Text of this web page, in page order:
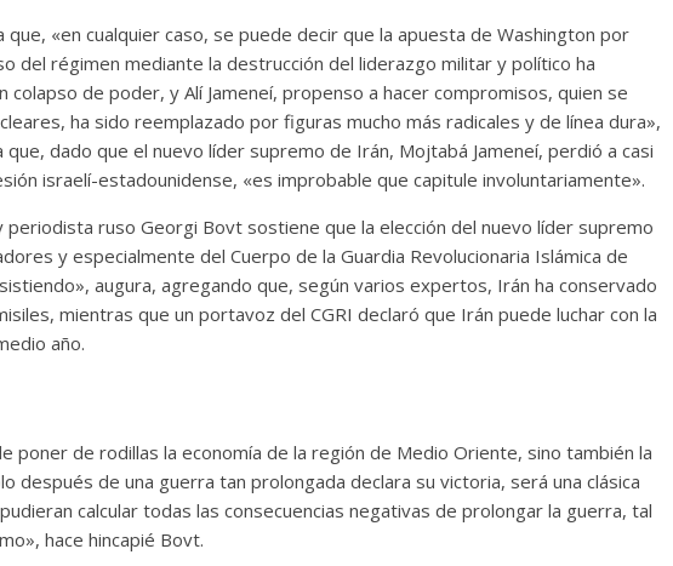
«en cualquier caso, se puede decir que la apuesta de Washington por
del régimen mediante la destrucción del liderazgo militar y político ha
colapso de poder, y Alí Jameneí, propenso a hacer compromisos, quien se
ha sido reemplazado por figuras mucho más radicales y de línea dura»,
dado que el nuevo líder supremo de Irán, Mojtabá Jameneí, perdió a casi
israelí-estadounidense, «es improbable que capitule involuntariamente».
periodista ruso Georgi Bovt sostiene que la elección del nuevo líder supremo
y especialmente del Cuerpo de la Guardia Revolucionaria Islámica de
augura, agregando que, según varios expertos, Irán ha conservado
mientras que un portavoz del CGRI declaró que Irán puede luchar con la
año.
poner de rodillas la economía de la región de Medio Oriente, sino también la
después de una guerra tan prolongada declara su victoria, será una clásica
calcular todas las consecuencias negativas de prolongar la guerra, tal
hace hincapié Bovt.